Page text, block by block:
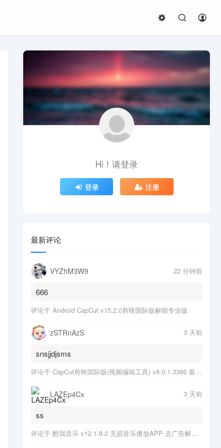
Hi！请登录
登录 注册
最新评论
VYZhM3W9 22 分钟前
666
评论于 Android CapCut v15.2.0剪映国际版解锁专业版
zSTRnAzS 3 天前
snsjjdjsms
评论于 CapCut剪映国际版(视频编辑工具) v8.0.1.3366 最新版
LAZEp4Cx 3 天前
ss
评论于 酷我音乐 v12.1.8.2 无损音乐播放APP 去广告解锁会员版